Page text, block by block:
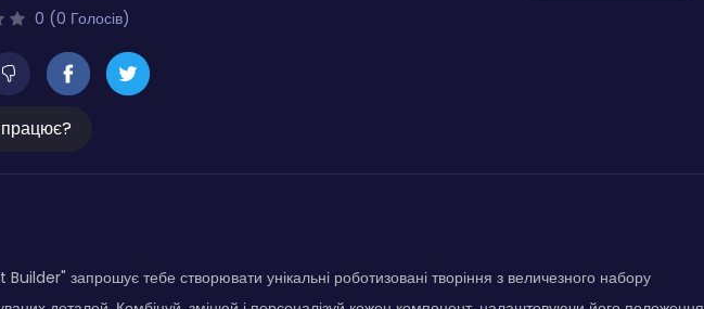
0 (0 Голосів)
запрошує тебе створювати унікальні роботизовані творіння з величезного набору